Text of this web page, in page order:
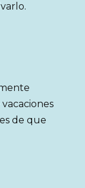
de que